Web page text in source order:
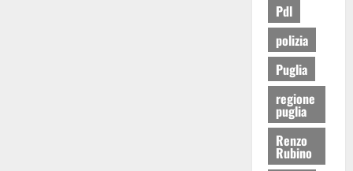
Pdl
polizia
Puglia
regione
puglia
Renzo
Rubino